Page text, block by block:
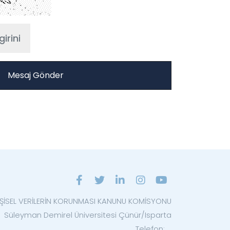
VERİLERİN KORUNMASI KANUNU KOMİSYONU
Süleyman Demirel Üniversitesi Çünür/Isparta